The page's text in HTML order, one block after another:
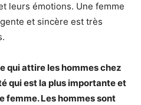
leurs émotions. Une femme
et sincère est très
qui attire les hommes chez
qui est la plus importante et
femme. Les hommes sont